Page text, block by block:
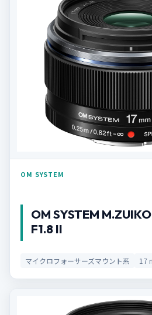
OM SYSTEM
OM SYSTEM
F1.8 II
マイクロフォーサーズマウント系 17